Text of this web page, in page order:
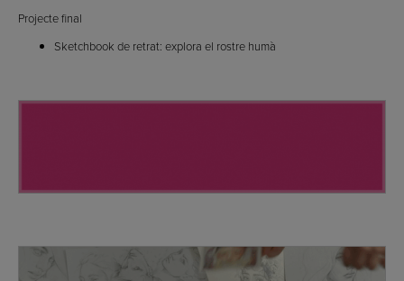
Projecte final
Sketchbook de retrat: explora el rostre humà